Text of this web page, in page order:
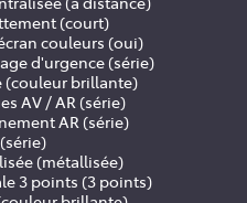
(court)
couleurs (oui)
d'urgence (série)
(couleur brillante)
AV / AR (série)
AR (série)
(série)
(métallisée)
Ceinture AR centrale 3 points (3 points)